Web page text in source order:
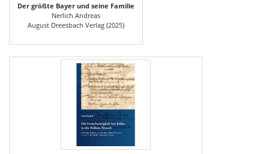
Der größte Bayer und seine Familie
Nerlich Andreas
August Dreesbach Verlag (2025)